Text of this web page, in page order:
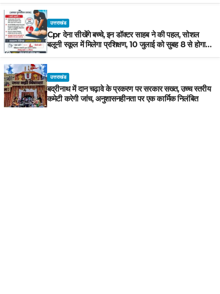
उत्तराखंड
Cpr देना सीखेंगे बच्चे, इन डॉक्टर साहब ने की पहल, सोशल
बलूनी स्कूल में मिलेगा प्रशिक्षण, 10 जुलाई को सुबह 8 से होगा
उत्तराखंड
बद्रीनाथ में दान चढ़ावे के प्रकरण पर सरकार सख्त, उच्च स्तरीय
कमेटी करेगी जांच, अनुशासनहीनता पर एक कार्मिक निलंबित